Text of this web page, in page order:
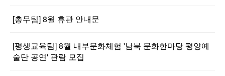
[총무팀] 8월 휴관 안내문
[평생교육팀] 8월 내부문화체험 '남북 문화한마당 평양예
술단 공연' 관람 모집